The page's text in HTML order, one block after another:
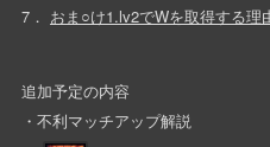
7． おま○け1.lv2でWを取得する理
追加予定の内容
・不利マッチアップ解説